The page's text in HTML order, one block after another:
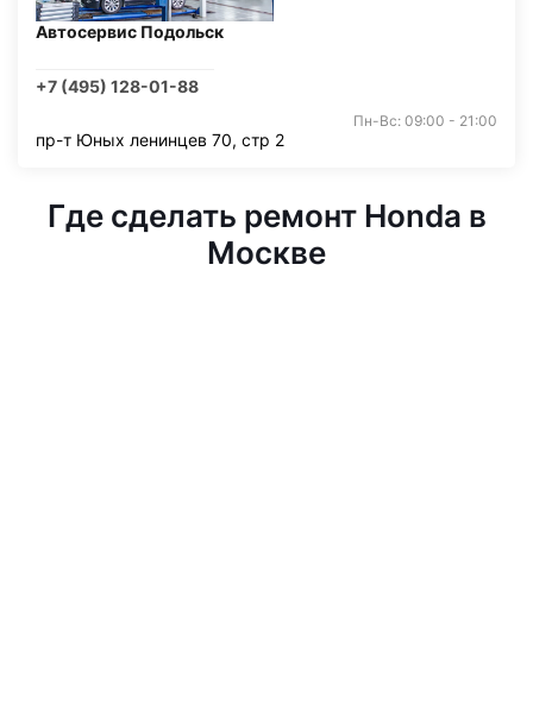
Автосервис Подольск
+7 (495) 128-01-88
Пн-Вс: 09:00 - 21:00
пр-т Юных ленинцев 70, стр 2
Где сделать ремонт Honda в
Москве